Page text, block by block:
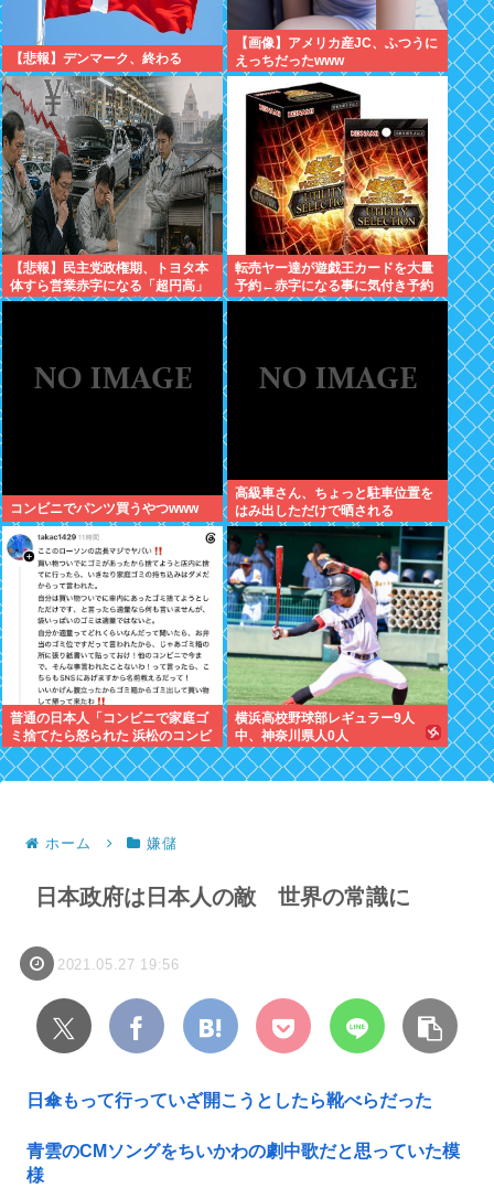
【悲報】デンマーク、終わる
【画像】アメリカ産JC、ふつうに
えっちだったwww
【悲報】民主党政権期、トヨタ本
体すら営業赤字になる「超円高」
…中小企業の景況も厳しい水準だ
転売ヤー達が遊戯王カードを大量
予約←赤字になる事に気付き予約
キャンセル放置開始
コンビニでパンツ買うやつwww
高級車さん、ちょっと駐車位置を
はみ出しただけで晒される
wwwWwwWWw
普通の日本人「コンビニで家庭ゴ
ミ捨てたら怒られた 浜松のコンビ
ニもう行かない」
横浜高校野球部レギュラー9人
中、神奈川県人0人
ホーム 嫌儲
日本政府は日本人の敵 世界の常識に
2021.05.27 19:56
日傘もって行っていざ開こうとしたら靴べらだった
青雲のCMソングをちいかわの劇中歌だと思っていた模
様